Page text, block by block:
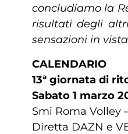
concludiamo la
risultati degli
sensazioni in
CALENDARIO
13ª giornata di
Sabato 1 marzo
Smi Roma Volley
Diretta DAZN e